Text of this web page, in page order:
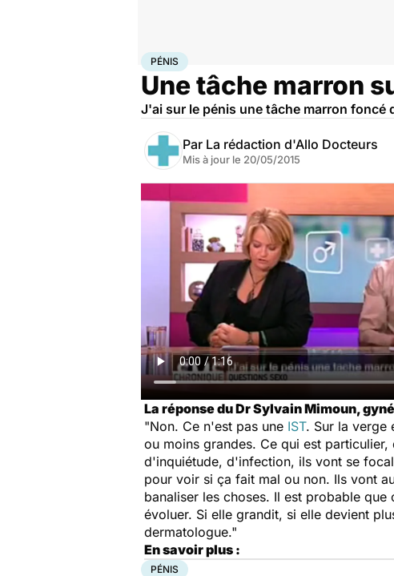
AccueilSanté
PÉNIS
Une tâche marron
J'ai sur le pénis une tâche marron foncé
Par La rédaction d'Allo Docteurs
Mis à jour le 20/05/2015
La réponse du Dr Sylvain Mimoun,
"Non. Ce n'est pas une IST. Sur la verge
ou moins grandes. Ce qui est
d'inquiétude, d'infection, ils vont se
pour voir si ça fait mal ou non. Ils vont
banaliser les choses. Il est probable
évoluer. Si elle grandit, si elle devient
dermatologue."
En savoir plus :
PÉNIS